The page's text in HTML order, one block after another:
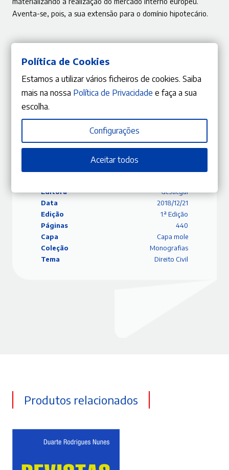
Aventa-se, pois, a sua extensão para o domínio hipotecário.
Sobre o Autor
Professor Auxiliar da Faculdade de Direito da Universidade de
Coimbra, exercendo funções docentes desde 2005.…
Ver mais
Editora
Gestlegal
Data
2018/12/21
Edição
1.ª Edição
Páginas
440
Capa
Capa mole
Coleção
Monografias
Tema
Direito Civil
Produtos relacionados
Política de Cookies
Estamos a utilizar vários ficheiros de cookies. Saiba
mais na nossa Política de Privacidade e faça a sua
escolha.
Configurações
Aceitar todos